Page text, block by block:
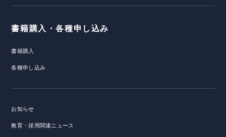
書籍購入・各種申し込み
書籍購入
各種申し込み
お知らせ
教育・採用関連ニュース